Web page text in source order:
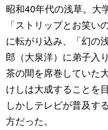
昭和40年代の浅草。大
「ストリップとお笑い
に転がり込み、「幻の
郎（大泉洋）に弟子入
茶の間を席巻していた
けしは大成することを
しかしテレビが普及す
方だった。